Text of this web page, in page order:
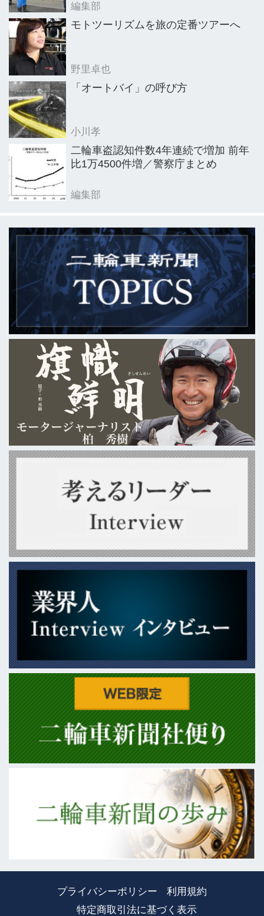
編集部
モトツーリズムを旅の定番ツアーへ
野里卓也
「オートバイ」の呼び方
小川孝
二輪車盗認知件数4年連続で増加 前年
比1万4500件増／警察庁まとめ
編集部
プライバシーポリシー
利用規約
特定商取引法に基づく表示